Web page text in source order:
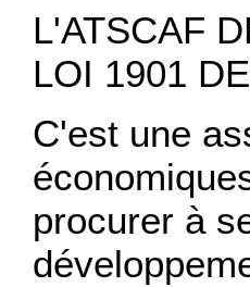
L'ATSCAF
LOI 1901
C'est une
procurer à